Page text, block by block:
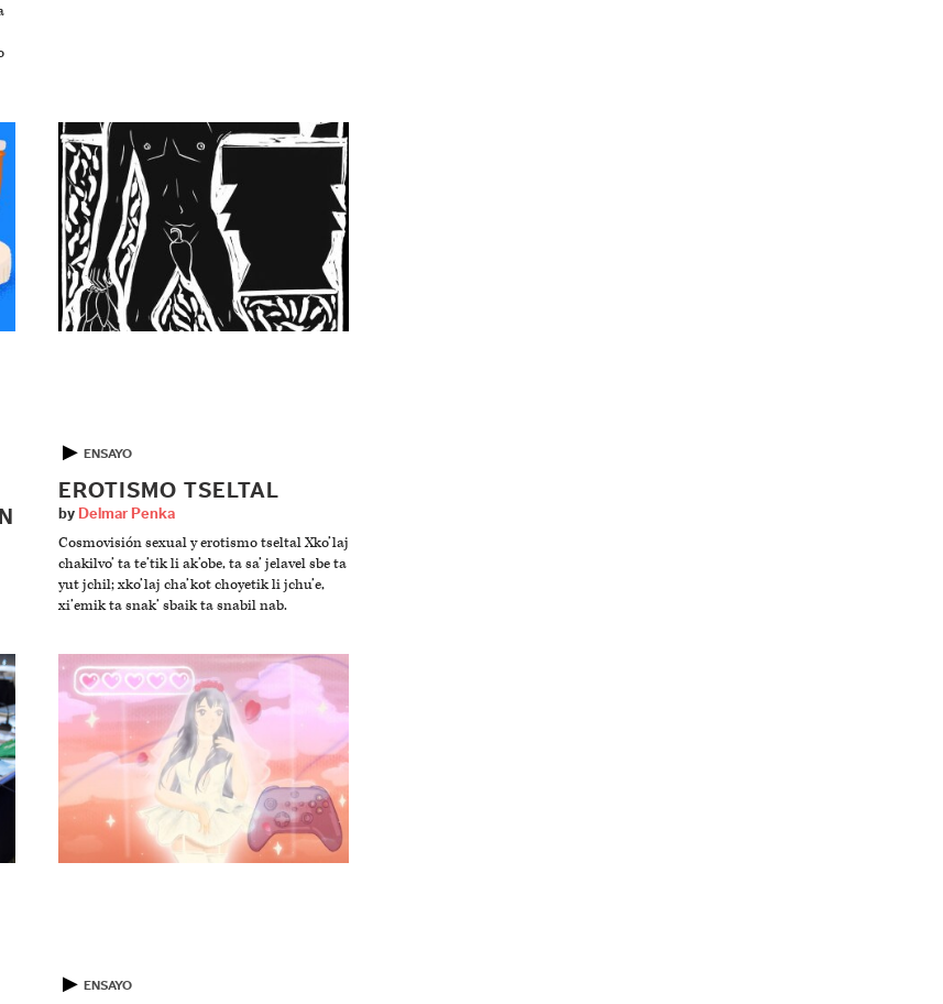
▶ ENSAYO
EROTISMO TSELTAL
by Delmar Penka
Cosmovisión sexual y erotismo tseltal Xko’laj
chakilvo’ ta te’tik li ak’obe, ta sa’ jelavel sbe ta
yut jchil; xko’laj cha’kot choyetik li jchu’e,
xi’emik ta snak’ sbaik ta snabil nab.
▶ ENSAYO